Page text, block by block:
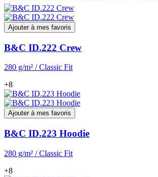
Ajouter à mes favoris
B&C ID.222 Crew
280 g/m² / Classic Fit
+8
Ajouter à mes favoris
B&C ID.223 Hoodie
280 g/m² / Classic Fit
+8